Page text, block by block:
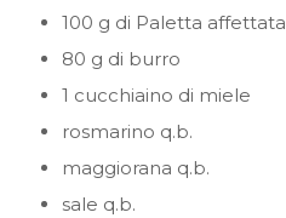
100 g di Paletta affettata
80 g di burro
1 cucchiaino di miele
rosmarino q.b.
maggiorana q.b.
sale q.b.